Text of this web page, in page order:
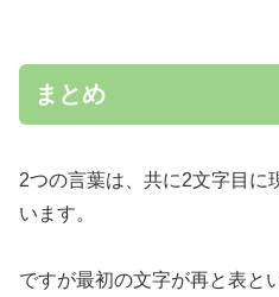
まとめ
2つの言葉は、共に2文字目に
います。
ですが最初の文字が再と表と